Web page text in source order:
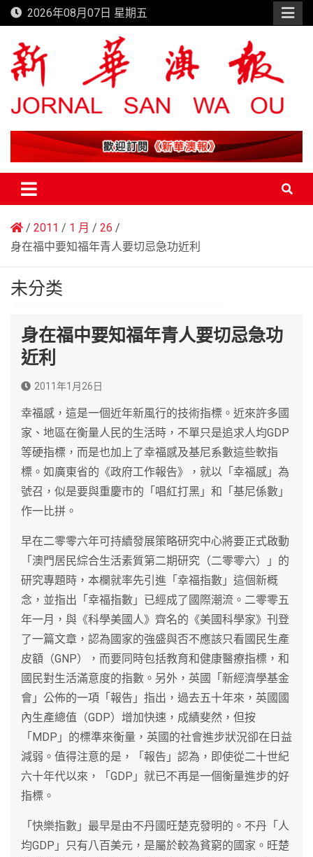
Skip
to
content
2026年08月07日 星期五
新華澳報
2011 1 月
26
身在福中要知福年青人要切忌急功近利
未分类
身在福中要知福年青人要切忌急功
近利
2011年1月26日
幸福感，這是一個近年新風行的技術指標。近來許多國
家、地區在衡量人民的生活時，不單只是追求人均GDP
等硬指標，而是也加上了幸福感及基尼系數這些軟指
標。如廣東省的《政府工作報告》，就以「幸福感」為
號召，似是要與重慶市的「唱紅打黑」和「基尼係數」
作一比拼。
早在二零零六年可持續發展策略研究中心將要正式啟動
「澳門居民綜合生活素質第二期研究（二零零六）」的
研究專題時，本欄就率先引進「幸福指數」這個新概
念，並指出「幸福指數」已經成了國際潮流。二零零五
年一月，與《科學美國人》齊名的《美國科學家》刊登
了一篇文章，認為國家的強盛與否不應該只看國民生產
皮額（GNP），而要同時包括教育和健康醫療指標，和
國民對生活滿意度的指數。另外，英國「新經濟學基金
會」公佈的一項「報告」指出，過去五十年來，英國國
內生產總值（GDP）增加快速，成績斐然，但按
「MDP」的標準來衡量，英國的社會進步狀況卻在日益
減弱。值得注意的是，「報告」認為，即使從二十世紀
六十年代以來，「GDP」就已不再是一個衡量進步的好
指標。
「快樂指數」最早是由不丹國旺楚克發明的。不丹「人
均GDP」只有八百美元，是屬於較為貧窮的國家。旺楚